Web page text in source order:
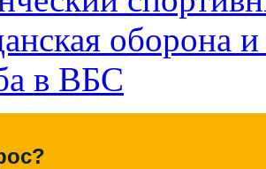
оборона
в ВБС